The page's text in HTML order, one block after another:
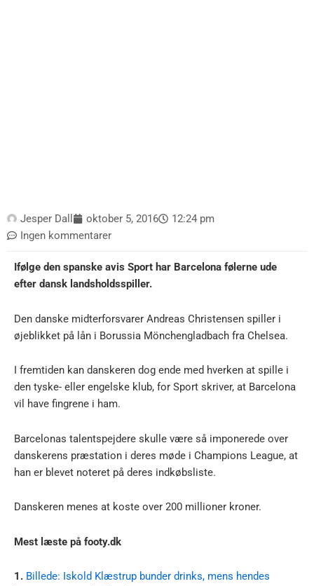
Jesper Dall oktober 5, 2016
12:24 pm
Ingen kommentarer
Ifølge den spanske avis Sport har Barcelona følerne ude
efter dansk landsholdsspiller.
Den danske midterforsvarer Andreas Christensen spiller i
øjeblikket på lån i Borussia Mönchengladbach fra Chelsea.
I fremtiden kan danskeren dog ende med hverken at spille i
den tyske- eller engelske klub, for Sport skriver, at Barcelona
vil have fingrene i ham.
Barcelonas talentspejdere skulle være så imponerede over
danskerens præstation i deres møde i Champions League, at
han er blevet noteret på deres indkøbsliste.
Danskeren menes at koste over 200 millioner kroner.
Mest læste på footy.dk
1. Billede: Iskold Klæstrup bunder drinks, mens hendes